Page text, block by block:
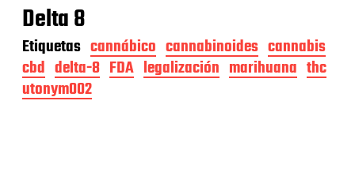
Delta 8
Etiquetas cannábico cannabinoides cannabis
cbd delta-8 FDA legalización marihuana thc
utonym002